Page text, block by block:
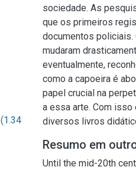
(1.34
sociedade. As
que os primeiros
documentos policiais.
mudaram
eventualmente,
como a capoeira é
papel crucial na
a essa arte. Com isso
diversos livros
Resumo em
Until the mid-20th